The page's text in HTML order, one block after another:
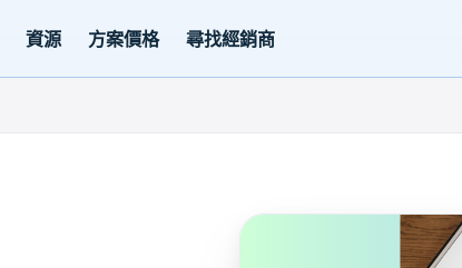
資源 方案價格 尋找經銷商